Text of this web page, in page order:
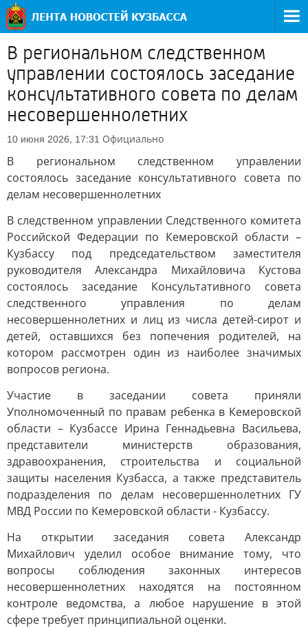
В региональном следственном
управлении состоялось заседание
консультативного совета по делам
несовершеннолетних
10 июня 2026, 17:31 Официально
В региональном следственном управлении
состоялось заседание консультативного совета по
делам несовершеннолетних
В следственном управлении Следственного комитета
Российской Федерации по Кемеровской области –
Кузбассу под председательством заместителя
руководителя Александра Михайловича Кустова
состоялось заседание Консультативного совета
следственного управления по делам
несовершеннолетних и лиц из числа детей-сирот и
детей, оставшихся без попечения родителей, на
котором рассмотрен один из наиболее значимых
вопросов региона.
Участие в заседании совета приняли
Уполномоченный по правам ребенка в Кемеровской
области – Кузбассе Ирина Геннадьевна Васильева,
представители министерств образования,
здравоохранения, строительства и социальной
защиты населения Кузбасса, а также представитель
подразделения по делам несовершеннолетних ГУ
МВД России по Кемеровской области - Кузбассу.
На открытии заседания совета Александр
Михайлович уделил особое внимание тому, что
вопросы соблюдения законных интересов
несовершеннолетних находятся на постоянном
контроле ведомства, а любое нарушение в этой
сфере требует принципиальной оценки.